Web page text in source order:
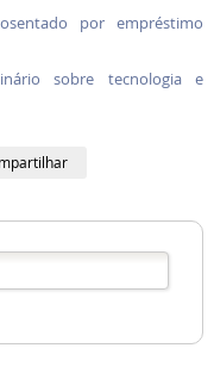
por empréstimo
sobre tecnologia e